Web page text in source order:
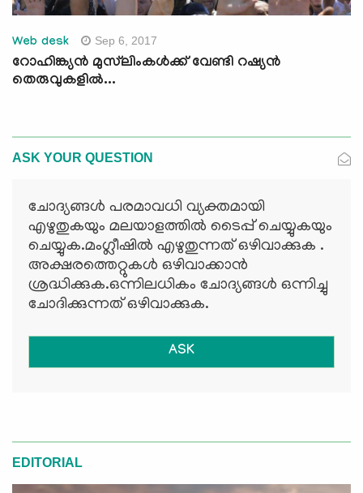
Web desk Sep 6, 2017
റോഹിങ്ക്യന്‍ മുസ്‌ലിംകള്‍ക്ക് വേണ്ടി റഷ്യന്‍
തെരുവുകളില്‍...
ASK YOUR QUESTION
ചോദ്യങ്ങള്‍ പരമാവധി വ്യക്തമായി
എഴുതുകയും മലയാളത്തില്‍ ടൈപ്പ് ചെയ്യുകയും
ചെയ്യുക.മംഗ്ലീഷില്‍ എഴുതുന്നത് ഒഴിവാക്കുക .
അക്ഷരത്തെറ്റുകള്‍ ഒഴിവാക്കാന്‍
ശ്രദ്ധിക്കുക.ഒന്നിലധികം ചോദ്യങ്ങള്‍ ഒന്നിച്ചു
ചോദിക്കുന്നത് ഒഴിവാക്കുക.
ASK
EDITORIAL